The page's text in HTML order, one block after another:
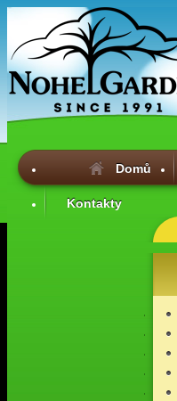
Domů
Kontakty